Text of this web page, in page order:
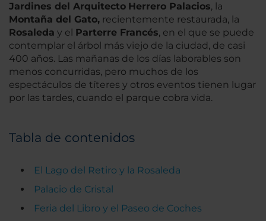
Jardines del Arquitecto Herrero Palacios, la
Montaña del Gato, recientemente restaurada, la
Rosaleda y el Parterre Francés, en el que se puede
contemplar el árbol más viejo de la ciudad, de casi
400 años. Las mañanas de los días laborables son
menos concurridas, pero muchos de los
espectáculos de títeres y otros eventos tienen lugar
por las tardes, cuando el parque cobra vida.
Tabla de contenidos
El Lago del Retiro y la Rosaleda
Palacio de Cristal
Feria del Libro y el Paseo de Coches